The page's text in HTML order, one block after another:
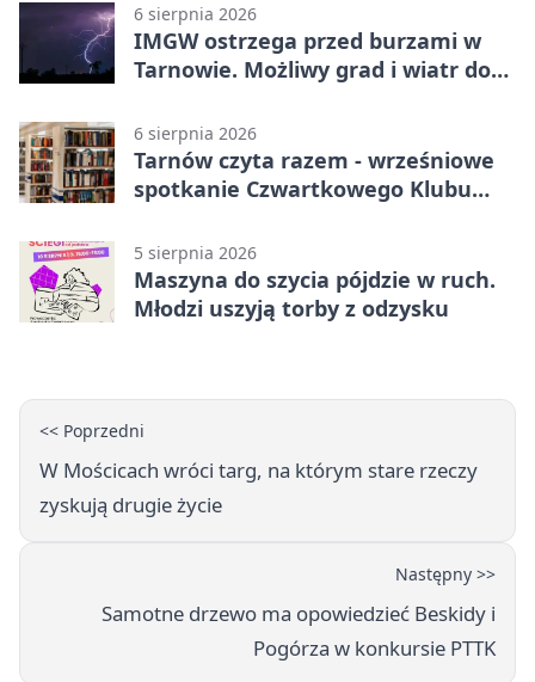
6 sierpnia 2026
IMGW ostrzega przed burzami w
Tarnowie. Możliwy grad i wiatr do
6 sierpnia 2026
Tarnów czyta razem - wrześniowe
spotkanie Czwartkowego Klubu
5 sierpnia 2026
Maszyna do szycia pójdzie w ruch.
Młodzi uszyją torby z odzysku
<< Poprzedni
W Mościcach wróci targ, na którym stare rzeczy
zyskują drugie życie
Następny >>
Samotne drzewo ma opowiedzieć Beskidy i
Pogórza w konkursie PTTK